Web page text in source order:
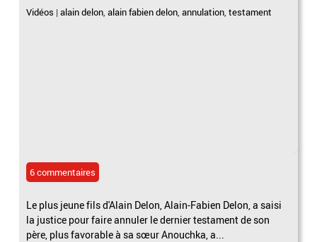
Vidéos |alain delon,alain fabien delon,annulation,testament
6 commentaires
Le plus jeune fils d'Alain Delon, Alain-Fabien Delon, a saisi
la justice pour faire annuler le dernier testament de son
père, plus favorable à sa sœur Anouchka, a...